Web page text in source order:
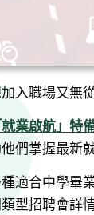
入職場又無
就業啟航」特
們掌握最新
種適合中學
型招聘會詳情